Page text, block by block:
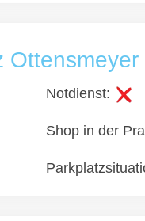
Ottensmeyer
Notdienst:
Shop in der